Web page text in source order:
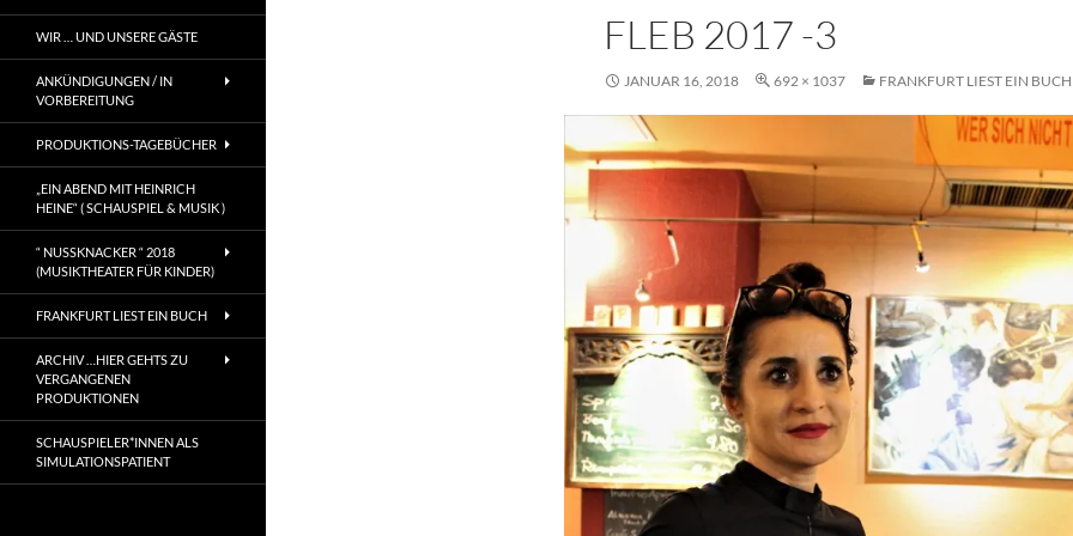
FLEB 2017 -3
JANUAR 16, 2018 692 × 1037 FRANKFURT LIEST EIN
WIR … UND UNSERE GÄSTE
ANKÜNDIGUNGEN / IN
VORBEREITUNG
PRODUKTIONS-TAGEBÜCHER
„EIN ABEND MIT HEINRICH
HEINE“ ( SCHAUSPIEL & MUSIK )
“ NUSSKNACKER “ 2018
(MUSIKTHEATER FÜR KINDER)
FRANKFURT LIEST EIN BUCH
ARCHIV …HIER GEHTS ZU
VERGANGENEN
PRODUKTIONEN
SCHAUSPIELER*INNEN ALS
SIMULATIONSPATIENT